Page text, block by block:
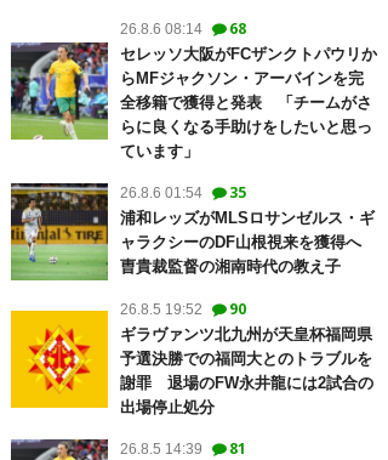
26.8.6 08:14 68
セレッソ大阪がFCザンクトパウリか
らMFジャクソン・アーバインを完
全移籍で獲得と発表 「チームがさ
らに良くなる手助けをしたいと思っ
ています」
26.8.6 01:54 35
浦和レッズがMLSロサンゼルス・ギ
ャラクシーのDF山根視来を獲得へ
曺貴裁監督の湘南時代の教え子
26.8.5 19:52 90
ギラヴァンツ北九州が天皇杯福岡県
予選決勝での福岡大とのトラブルを
謝罪 退場のFW永井龍には2試合の
出場停止処分
26.8.5 14:39 81